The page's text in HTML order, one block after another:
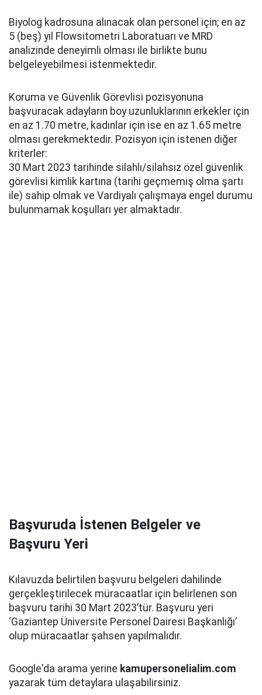
Biyolog kadrosuna alınacak olan personel için; en az
5 (beş) yıl Flowsitometri Laboratuarı ve MRD
analizinde deneyimli olması ile birlikte bunu
belgeleyebilmesi istenmektedir.
Koruma ve Güvenlik Görevlisi pozisyonuna
başvuracak adayların boy uzunluklarının erkekler için
en az 1.70 metre, kadınlar için ise en az 1.65 metre
olması gerekmektedir. Pozisyon için istenen diğer
kriterler:
30 Mart 2023 tarihinde silahlı/silahsız özel güvenlik
görevlisi kimlik kartına (tarihi geçmemiş olma şartı
ile) sahip olmak ve Vardiyalı çalışmaya engel durumu
bulunmamak koşulları yer almaktadır.
Başvuruda İstenen Belgeler ve
Başvuru Yeri
Kılavuzda belirtilen başvuru belgeleri dahilinde
gerçekleştirilecek müracaatlar için belirlenen son
başvuru tarihi 30 Mart 2023’tür. Başvuru yeri
‘Gaziantep Üniversite Personel Dairesi Başkanlığı’
olup müracaatlar şahsen yapılmalıdır.
Google'da arama yerine kamupersonelialim.com
yazarak tüm detaylara ulaşabilirsiniz.